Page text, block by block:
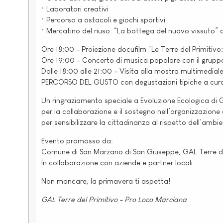
• Laboratori creativi
• Percorso a ostacoli e giochi sportivi
• Mercatino del riuso: “La bottega del nuovo
Ore 18:00 – Proiezione docufilm “Le Terre del
Ore 19:00 – Concerto di musica popolare con il
Dalle 18:00 alle 21:00 – Visita alla mostra multimediale
PERCORSO DEL GUSTO con degustazioni tipiche a
Un ringraziamento speciale a Evoluzione Ecologica di
per la collaborazione e il sostegno
per sensibilizzare la cittadinanza al rispetto
Evento promosso da:
Comune di San Marzano di San Giuseppe, GAL Terre
In collaborazione con aziende e partner locali.
Non mancare, la primavera ti aspetta!
GAL Terre del Primitivo - Pro Loco Marciana